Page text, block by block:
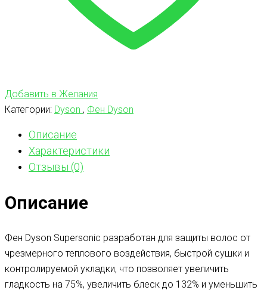
Добавить в Желания
Категории: Dyson , Фен Dyson
Описание
Характеристики
Отзывы (0)
Описание
Фен Dyson Supersonic разработан для защиты волос от
чрезмерного теплового воздействия, быстрой сушки и
контролируемой укладки, что позволяет увеличить
гладкость на 75%, увеличить блеск до 132% и уменьшить